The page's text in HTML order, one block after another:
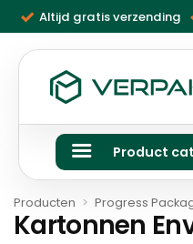
naar
inhoud
Altijd gratis verzending
Product
Producten > Progress
Kartonnen